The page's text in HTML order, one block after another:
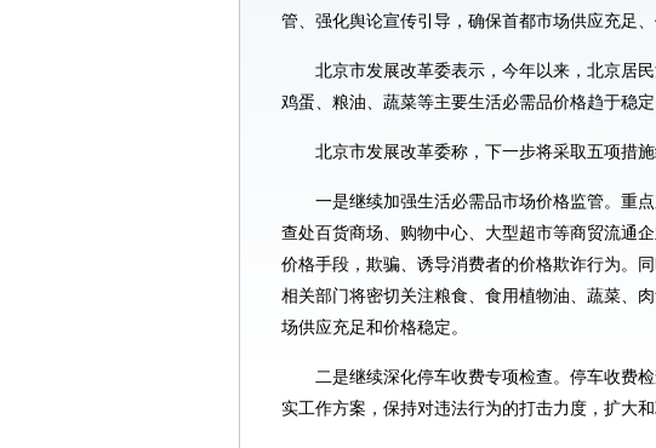
管、强化舆论宣传引导，确保首都市场供应充足、
北京市发展改革委表示，今年以来，北京居
鸡蛋、粮油、蔬菜等主要生活必需品价格趋于稳定
北京市发展改革委称，下一步将采取五项措施
一是继续加强生活必需品市场价格监管。重
查处百货商场、购物中心、大型超市等商贸流通
价格手段，欺骗、诱导消费者的价格欺诈行为。
相关部门将密切关注粮食、食用植物油、蔬菜、
场供应充足和价格稳定。
二是继续深化停车收费专项检查。停车收费
实工作方案，保持对违法行为的打击力度，扩大